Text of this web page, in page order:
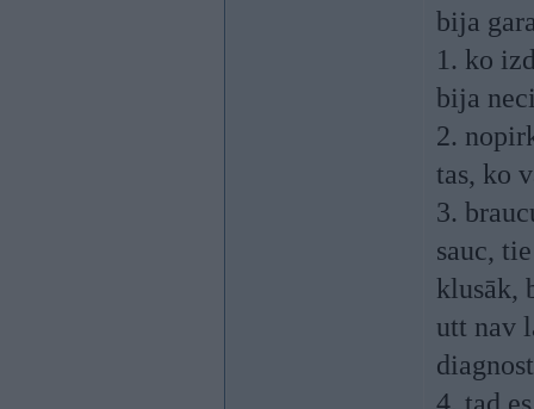
bija
1. ko
bija
2.
tas, ko
3.
sauc,
klusāk,
utt nav